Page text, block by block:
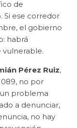
de
Si ese corredor
el gobierno
habrá
Pérez Ruiz,
no por
problema
a denunciar,
no hay